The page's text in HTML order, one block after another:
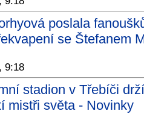
poslala
se Štefanem
9:18
stadion v Třebíči
mistři světa - Novinky